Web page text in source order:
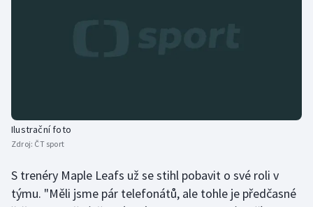
Ilustrační foto
Zdroj: ČT sport
S trenéry Maple Leafs už se stihl pobavit o své roli v
týmu. "Měli jsme pár telefonátů, ale tohle je předčasné